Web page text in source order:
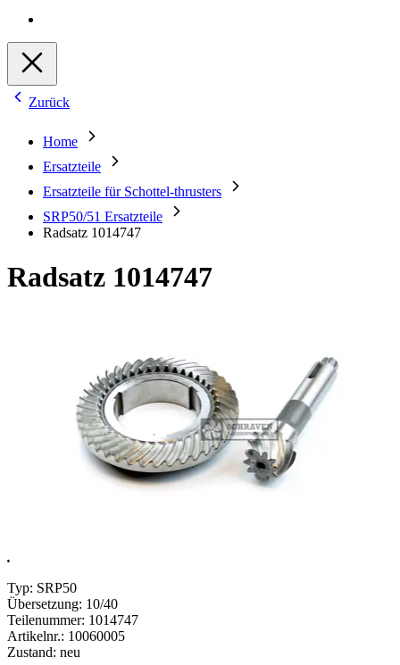
Zurück
Home
Ersatzteile
Ersatzteile für Schottel-thrusters
SRP50/51 Ersatzteile
Radsatz 1014747
Radsatz 1014747
.
Typ: SRP50
Übersetzung: 10/40
Teilenummer: 1014747
Artikelnr.: 10060005
Zustand: neu